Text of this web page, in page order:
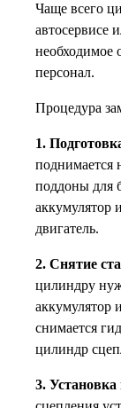
Чаще всего
автосервисе
необходимое
персонал.
Процедура
1.
поднимается
поддоны для
аккумулятор
двигатель.
2. Снятие
цилиндру
аккумулятор
снимается
цилиндр
3.